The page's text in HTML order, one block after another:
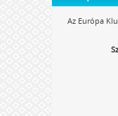
Az Európa